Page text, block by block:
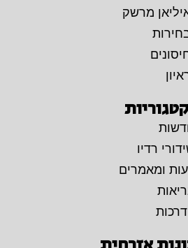
מרשק
קטגוריות
רדיו
ומאמרים